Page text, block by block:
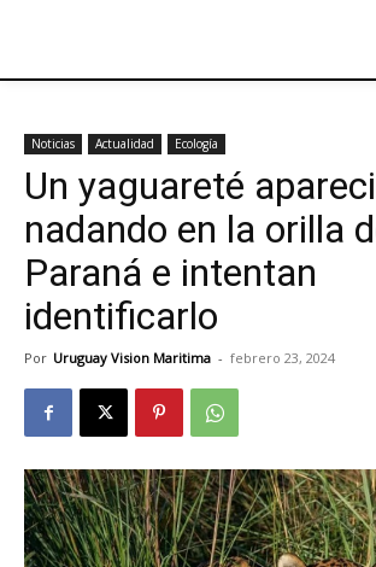
Noticias Actualidad Ecología
Un yaguareté
nadando en la orilla
Paraná e intentan
identificarlo
Por Uruguay Vision Maritima - febrero 23, 2024